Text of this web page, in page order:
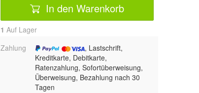
In den Warenkorb
1 Auf Lager
Zahlung
, Lastschrift,
Kreditkarte, Debitkarte,
Ratenzahlung, Sofortüberweisung,
Überweisung, Bezahlung nach 30
Tagen